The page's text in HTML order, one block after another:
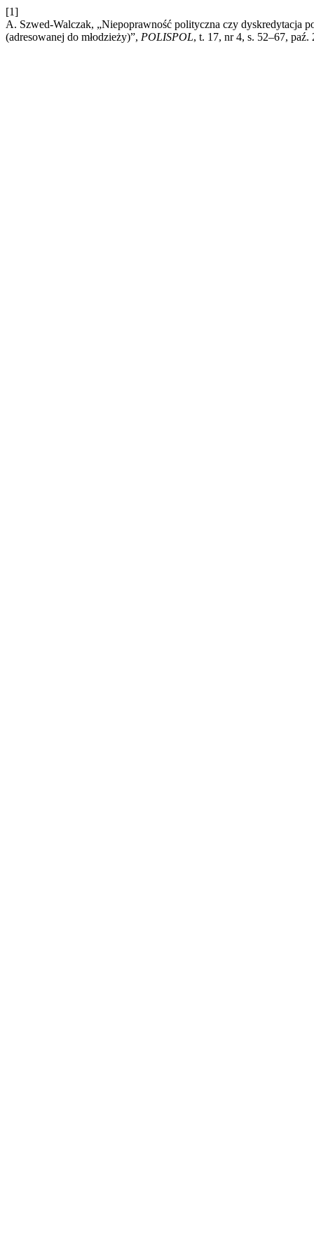
[1]
A. Szwed-Walczak, „Niepoprawność polityczna czy dyskredytacja
(adresowanej do młodzieży)”, POLISPOL, t. 17, nr 4, s. 52–67, paź.